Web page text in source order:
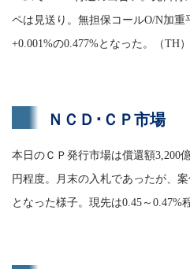
ペは見送り。無担保コールO/N加
+0.001%の0.477%となった。（TH）
ＮＣＤ･ＣＰ市場
本日のＣＰ発行市場は償還額3,200
円程度。月末の入札であったが、
となった様子。現先は0.45～0.47%